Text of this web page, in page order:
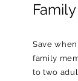
Family
Save
family
to two